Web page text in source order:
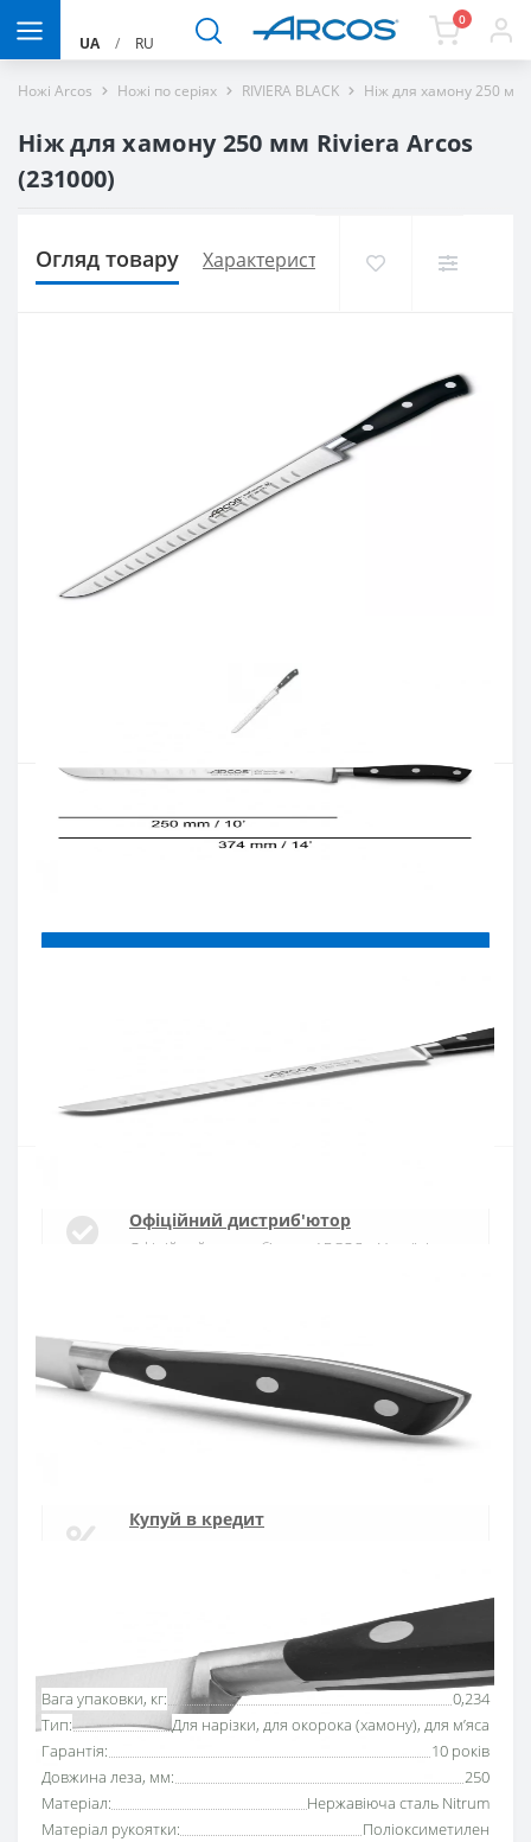
UA / RU
0
Ножі Arcos Ножі по серіях RIVIERA BLACK Ніж для хамону 250 мм
Ніж для хамону 250 мм Riviera Arcos
(231000)
Огляд товару Характеристики Доставка і
Наявність:Є в наявності
Введіть номер телефону і ми передзвонимо
Основні характеристики Всі характеристики
Вага упаковки, кг:
0,234
Тип:
Для нарізки, для окорока (хамону), для м’яса
Гарантія:
10 років
Довжина леза, мм:
250
Матеріал:
Нержавіюча сталь Nitrum
Матеріал рукоятки:
Поліоксиметилен
Офіційний дистриб'ютор
Офіційний дистриб'ютор ARCOS в Україні
Доставка протягом 1-3 днів по Україні
Гарантія якості
Купуй в кредит